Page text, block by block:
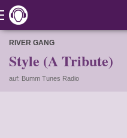
RIVER GANG
Style (A Tribute)
auf: Bumm Tunes Radio